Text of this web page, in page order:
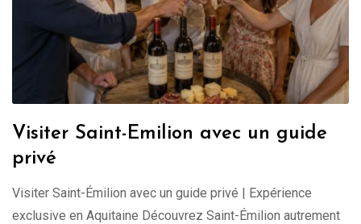
Visiter Saint-Emilion avec un guide
privé
Visiter Saint-Émilion avec un guide privé | Expérience
exclusive en Aquitaine Découvrez Saint-Émilion autrement